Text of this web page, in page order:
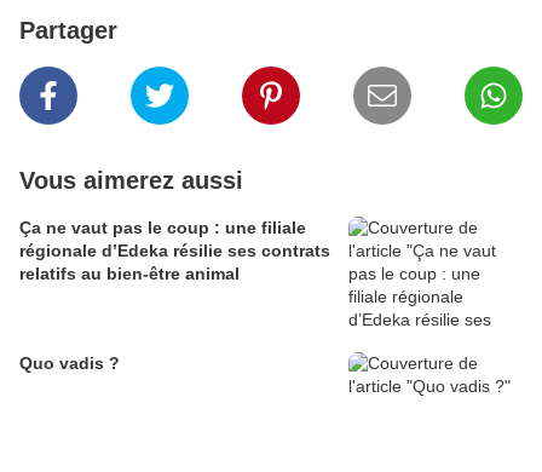
Partager
Vous aimerez aussi
Ça ne vaut pas le coup : une filiale
régionale d’Edeka résilie ses contrats
relatifs au bien-être animal
Quo vadis ?